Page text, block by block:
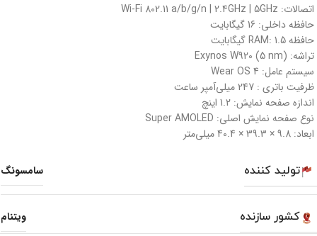
اتصالات: Wi-Fi 802.11 a/b/g/n | 2.4GHz | 5GHz
حافظه داخلی: 16 گیگابایت
حافظه RAM:1.5 گیگابایت
تراشه: Exynos W920 (5 nm)
سیستم عامل: Wear OS 4
ظرفیت باتری : 247 میلی‌آمپر ساعت
اندازه صفحه نمایش: 1.2 اینچ
نوع صفحه نمایش اصلی: Super AMOLED
ابعاد: 9.8 × 39.3 × 40.4 میلی‌متر
تولید کننده سامسونگ
کشور سازنده ویتنام